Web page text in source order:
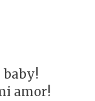
baby!
amor!